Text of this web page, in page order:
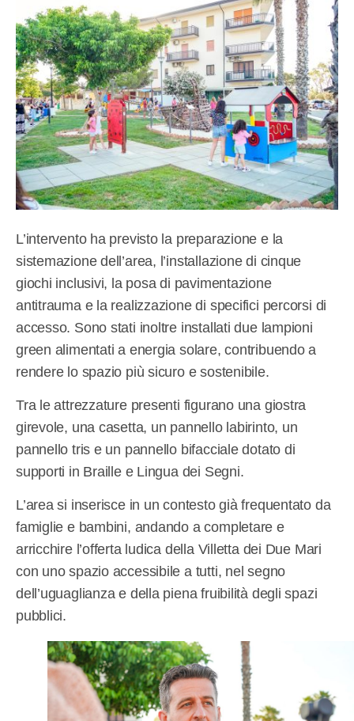
L’intervento ha previsto la preparazione e la
sistemazione dell’area, l’installazione di cinque
giochi inclusivi, la posa di pavimentazione
antitrauma e la realizzazione di specifici percorsi di
accesso. Sono stati inoltre installati due lampioni
green alimentati a energia solare, contribuendo a
rendere lo spazio più sicuro e sostenibile.
Tra le attrezzature presenti figurano una giostra
girevole, una casetta, un pannello labirinto, un
pannello tris e un pannello bifacciale dotato di
supporti in Braille e Lingua dei Segni.
L’area si inserisce in un contesto già frequentato da
famiglie e bambini, andando a completare e
arricchire l’offerta ludica della Villetta dei Due Mari
con uno spazio accessibile a tutti, nel segno
dell’uguaglianza e della piena fruibilità degli spazi
pubblici.